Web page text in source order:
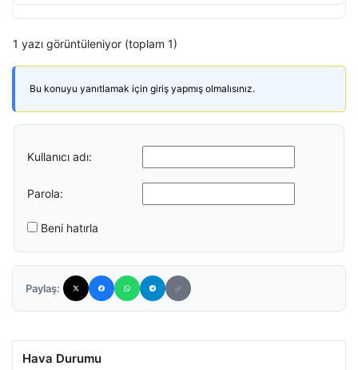
1 yazı görüntüleniyor (toplam 1)
Bu konuyu yanıtlamak için giriş yapmış olmalısınız.
Kullanıcı adı:
Parola:
Beni hatırla
Paylaş:
Hava Durumu